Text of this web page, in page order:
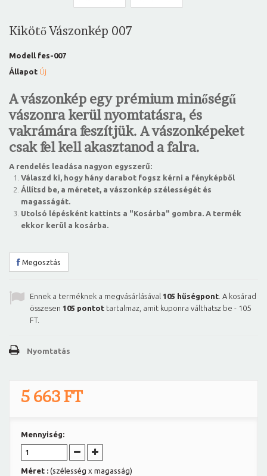
Kikötő Vászonkép 007
Modell fes-007
Állapot Új
A vászonkép egy prémium minőségű
vászonra kerül nyomtatásra, és
vakrámára feszítjük. A vászonképeket
csak fel kell akasztanod a falra.
A rendelés leadása nagyon egyszerű:
Válaszd ki, hogy hány darabot fogsz kérni a fényképből
Állítsd be, a méretet, a vászonkép szélességét és
magasságát.
Utolsó lépésként kattints a "Kosárba" gombra. A termék
ekkor kerül a kosárba.
Megosztás
Ennek a terméknek a megvásárlásával 105 hűségpont . A kosárad
összesen 105 pontot tartalmaz, amit kuponra válthatsz be - 105
FT.
Nyomtatás
5 663 FT
Mennyiség:
Méret : (szélesség x magasság)